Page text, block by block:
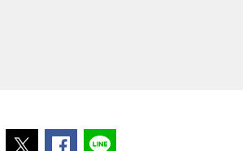
ポストするFacebookでシェアする